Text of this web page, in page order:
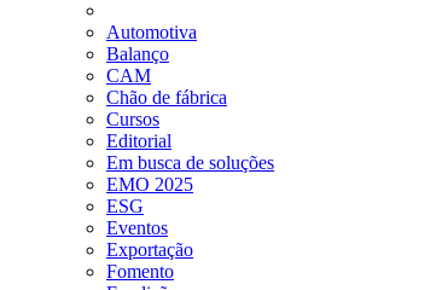
Automotiva
Balanço
CAM
Chão de fábrica
Cursos
Editorial
Em busca de soluções
EMO 2025
ESG
Eventos
Exportação
Fomento